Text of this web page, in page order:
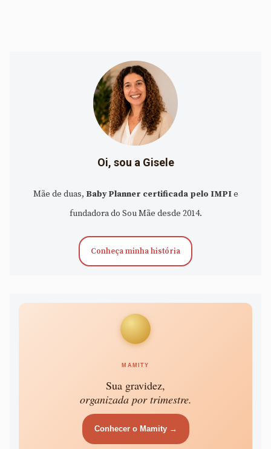
Oi, sou a Gisele
Mãe de duas, Baby Planner certificada pelo IMPIe
fundadora do Sou Mãe desde 2014.
Conheça minha história
MAMITY
Sua gravidez,
organizada por trimestre.
Conhecer o Mamity →